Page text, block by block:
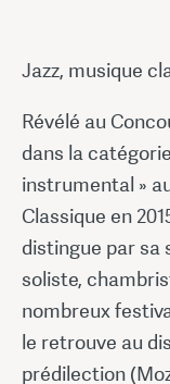
Jazz, musique
Révélé au
dans la
instrumental »
Classique en
distingue par sa
soliste,
nombreux
le retrouve au
prédilection